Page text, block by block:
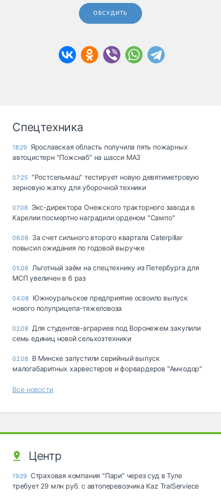
ОБСУДИТЬ
Спецтехника
18:29 Ярославская область получила пять пожарных
автоцистерн "Пожснаб" на шасси МАЗ
07:25 "Ростсельмаш" тестирует новую девятиметровую
зерновую жатку для уборочной техники
07.08 Экс-директора Онежского тракторного завода в
Карелии посмертно наградили орденом "Сампо"
06.08 За счет сильного второго квартала Caterpillar
повысил ожидания по годовой выручке
05.08 Льготный заём на спецтехнику из Петербурга для
МСП увеличен в 6 раз
04.08 Южноуральское предприятие освоило выпуск
нового полуприцепа-тяжеловоза
02.08 Для студентов-аграриев под Воронежем закупили
семь единиц новой сельхозтехники
02.08 В Минске запустили серийный выпуск
малогабаритных харвестеров и форвардеров "Амкодор"
Все новости
Центр
19:29 Страховая компания "Пари" через суд в Туле
требует 29 млн руб. с автоперевозчика Kaz TralServiece